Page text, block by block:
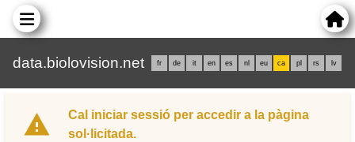
data.biolovision.net fr de it en es nl eu ca pl rs lv
Cal iniciar sessió per accedir a la pàgina
sol·licitada.